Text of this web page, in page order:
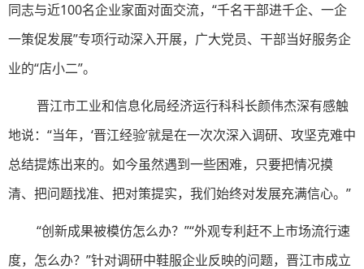
同志与近100名企业家面对面交流，“千名干部进千企、一企
一策促发展”专项行动深入开展，广大党员、干部当好服务企
业的“店小二”。
晋江市工业和信息化局经济运行科科长颜伟杰深有感触
地说：“当年，‘晋江经验’就是在一次次深入调研、攻坚克难中
总结提炼出来的。如今虽然遇到一些困难，只要把情况摸
清、把问题找准、把对策提实，我们始终对发展充满信心。”
“创新成果被模仿怎么办？”“外观专利赶不上市场流行速
度，怎么办？”针对调研中鞋服企业反映的问题，晋江市成立